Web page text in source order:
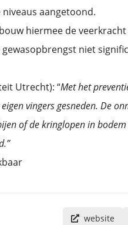
aangetoond.
hiermee de veerkracht
niet
Utrecht): “Met het
vingers gesneden. De
of de kringlopen in
website